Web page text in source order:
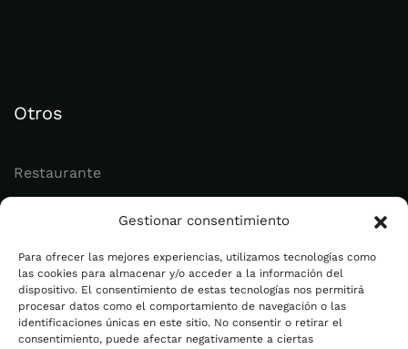
Gestionar consentimiento
Para ofrecer las mejores experiencias, utilizamos tecnologías como
las cookies para almacenar y/o acceder a la información del
dispositivo. El consentimiento de estas tecnologías nos permitirá
procesar datos como el comportamiento de navegación o las
identificaciones únicas en este sitio. No consentir o retirar el
consentimiento, puede afectar negativamente a ciertas
Otros
Restaurante
Legal